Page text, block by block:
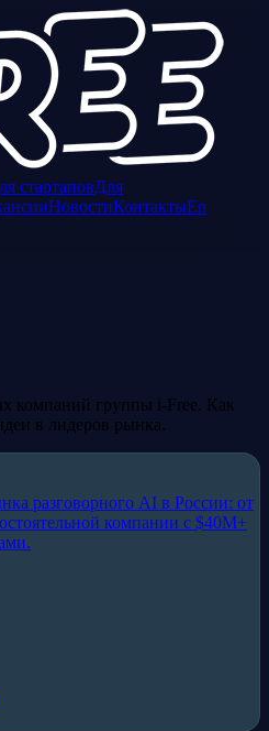
стартаповДля
НовостиКонтактыEn
компаний группы i-Free. Как
в лидеров рынка.
разговорного AI в России: от
компании с $40M+